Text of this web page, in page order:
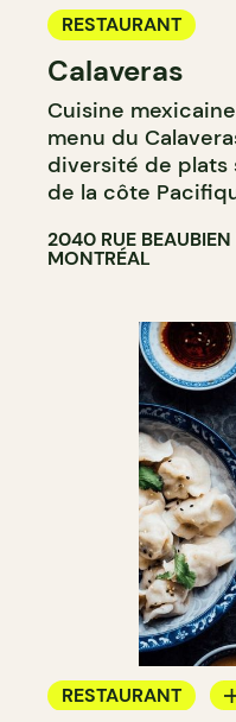
RESTAURANT
Calaveras
Cuisine
menu du
diversité de plats
de la côte
2040 RUE BEAUBIEN
MONTRÉAL
RESTAURANT